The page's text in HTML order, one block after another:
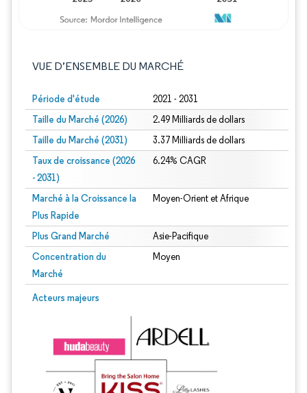
VUE D’ENSEMBLE DU MARCHÉ
Période d'étude 2021 - 2031
Taille du Marché (2026) 2.49 Milliards de dollars
Taille du Marché (2031) 3.37 Milliards de dollars
Taux de croissance (2026
- 2031)
6.24% CAGR
Marché à la Croissance la
Plus Rapide
Moyen-Orient et Afrique
Plus Grand Marché Asie-Pacifique
Concentration du
Marché
Moyen
Acteurs majeurs
Image © Mordor Intelligence. La réutilisation nécessite une attribution sous CC